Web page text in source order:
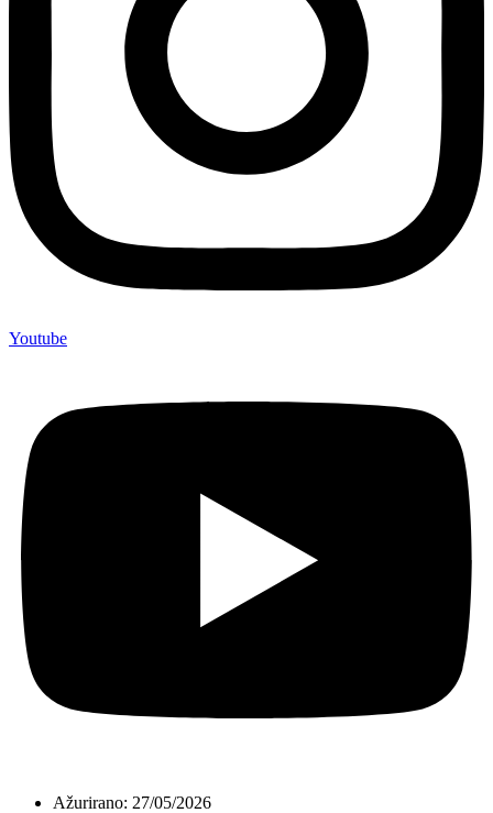
Youtube
Ažurirano: 27/05/2026